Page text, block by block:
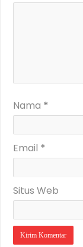
Nama *
Email *
Situs Web